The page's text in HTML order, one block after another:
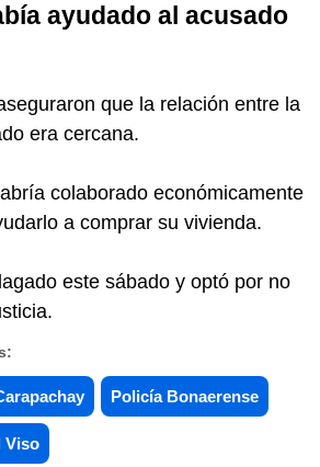
ayudado al acusado
que la relación entre la
era cercana.
colaborado económicamente
a comprar su vivienda.
este sábado y optó por no
Policía Bonaerense
Viso